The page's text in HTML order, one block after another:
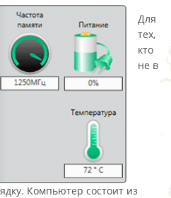
Для
тех,
кто
не в
Компьютер состоит из